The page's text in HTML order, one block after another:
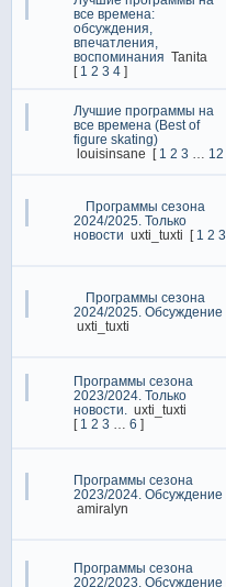
все времена:
обсуждения,
впечатления,
воспоминания Tanita
[ 1 2 3 4 ]
Лучшие программы на
все времена (Best of
figure skating)
louisinsane
[ 1 2 3 12
Программы сезона
2024/2025. Только
новости uxti_tuxti [ 1 2 3
Программы сезона
2024/2025. Обсуждение
uxti_tuxti
Программы сезона
2023/2024. Только
новости.
uxti_tuxti
[ 1 2 3 6 ]
Программы сезона
2023/2024. Обсуждение
amiralyn
Программы сезона
2022/2023. Обсуждение